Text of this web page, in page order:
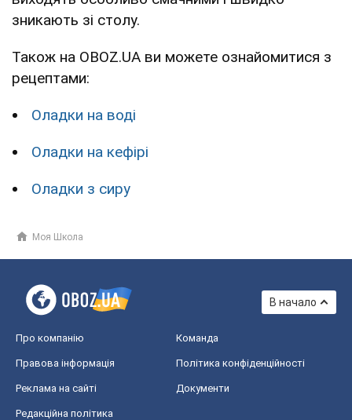
зникають зі столу.
Також на OBOZ.UA ви можете ознайомитися з
рецептами:
Оладки на воді
Оладки на кефірі
Оладки з сиру
Моя Школа
В начало
Про компанію Команда
Правова інформація Політика конфіденційності
Реклама на сайті Документи
Редакційна політика